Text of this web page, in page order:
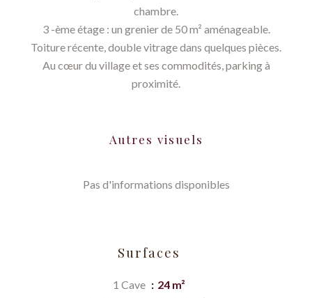
chambre.
3 -ème étage : un grenier de 50 m² aménageable.
Toiture récente, double vitrage dans quelques pièces.
Au cœur du village et ses commodités, parking à
proximité.
Autres visuels
Pas d'informations disponibles
Surfaces
1 Cave
24 m²